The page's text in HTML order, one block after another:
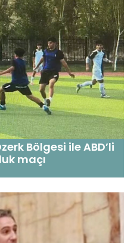
Bölgesi ile ABD’li
maçı